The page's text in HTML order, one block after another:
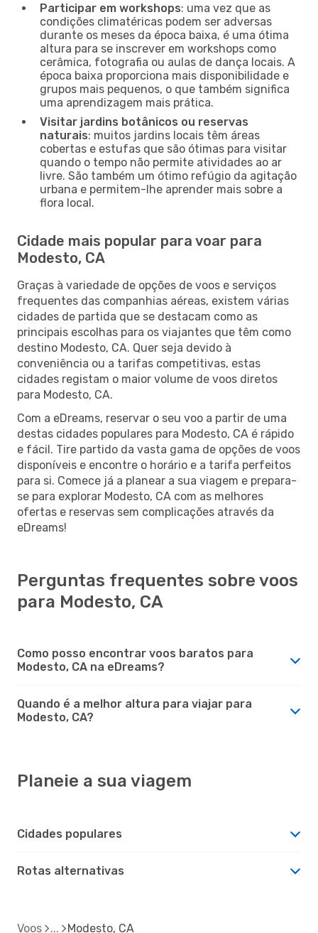
Participar em workshops: uma vez que as
condições climatéricas podem ser adversas
durante os meses da época baixa, é uma ótima
altura para se inscrever em workshops como
cerâmica, fotografia ou aulas de dança locais. A
época baixa proporciona mais disponibilidade e
grupos mais pequenos, o que também significa
uma aprendizagem mais prática.
Visitar jardins botânicos ou reservas
naturais: muitos jardins locais têm áreas
cobertas e estufas que são ótimas para visitar
quando o tempo não permite atividades ao ar
livre. São também um ótimo refúgio da agitação
urbana e permitem-lhe aprender mais sobre a
flora local.
Cidade mais popular para voar para
Modesto, CA
Graças à variedade de opções de voos e serviços
frequentes das companhias aéreas, existem várias
cidades de partida que se destacam como as
principais escolhas para os viajantes que têm como
destino Modesto, CA. Quer seja devido à
conveniência ou a tarifas competitivas, estas
cidades registam o maior volume de voos diretos
para Modesto, CA.
Com a eDreams, reservar o seu voo a partir de uma
destas cidades populares para Modesto, CA é rápido
e fácil. Tire partido da vasta gama de opções de voos
disponíveis e encontre o horário e a tarifa perfeitos
para si. Comece já a planear a sua viagem e prepara-
se para explorar Modesto, CA com as melhores
ofertas e reservas sem complicações através da
eDreams!
Perguntas frequentes sobre voos
para Modesto, CA
Como posso encontrar voos baratos para
Modesto, CA na eDreams?
Quando é a melhor altura para viajar para
Modesto, CA?
Planeie a sua viagem
Cidades populares
Rotas alternativas
Voos Modesto, CA